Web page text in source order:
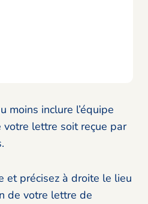
moins inclure l’équipe
lettre soit reçue par
et précisez à droite le lieu
de votre lettre de